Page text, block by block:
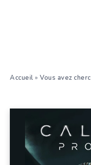
Accueil » Vous avez